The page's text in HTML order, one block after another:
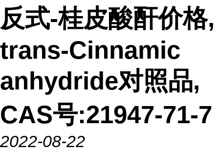
反式-桂皮酸酐价格,
trans-Cinnamic
anhydride对照品,
CAS号:21947-71-7
2022-08-22